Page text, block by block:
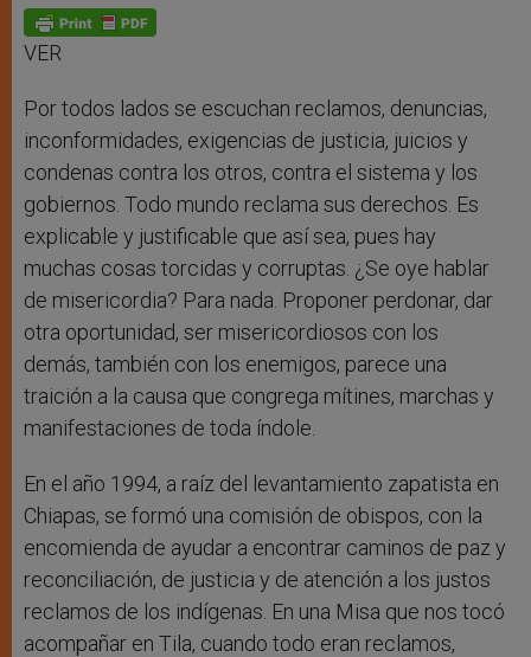
p
p
g
e
o
k
VER
Por todos lados se escuchan reclamos, denuncias,
inconformidades, exigencias de justicia, juicios y
condenas contra los otros, contra el sistema y los
gobiernos. Todo mundo reclama sus derechos. Es
explicable y justificable que así sea, pues hay
muchas cosas torcidas y corruptas. ¿Se oye hablar
de misericordia? Para nada. Proponer perdonar, dar
otra oportunidad, ser misericordiosos con los
demás, también con los enemigos, parece una
traición a la causa que congrega mítines, marchas y
manifestaciones de toda índole.
En el año 1994, a raíz del levantamiento zapatista en
Chiapas, se formó una comisión de obispos, con la
encomienda de ayudar a encontrar caminos de paz y
reconciliación, de justicia y de atención a los justos
reclamos de los indígenas. En una Misa que nos tocó
acompañar en Tila, cuando todo eran reclamos,